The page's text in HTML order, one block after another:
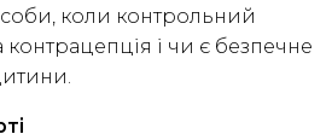
коли контрольний
і чи є безпечне